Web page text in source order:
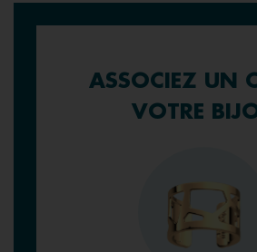
ASSOCIEZ UN
VOTRE